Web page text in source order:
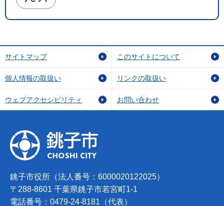
サイトマップ このサイトについて
個人情報の取扱い リンクの取扱い
ウェブアクセシビリティ お問い合わせ
銚子市役所（法人番号：6000020122025）
〒288-8601 千葉県銚子市若宮町1-1
電話番号：0479-24-8181（代表）